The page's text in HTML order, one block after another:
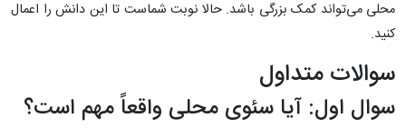
محلی می‌تواند کمک بزرگی باشد. حالا نوبت شماست تا این دانش را اعمال
کنید.
سوالات متداول
سوال اول: آیا سئوی محلی واقعاً مهم است؟